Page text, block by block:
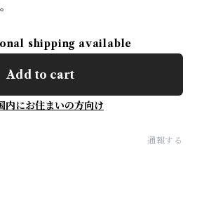
shipping available
Add to cart
内にお住まいの方向け
通報する